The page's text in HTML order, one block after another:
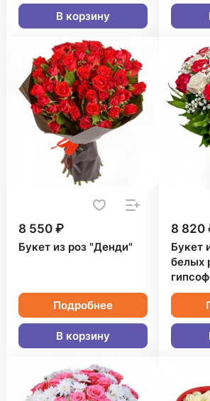
В корзину
8 550 ₽
Букет из роз "Денди"
Подробнее
В корзину
8 820
Букет
белых